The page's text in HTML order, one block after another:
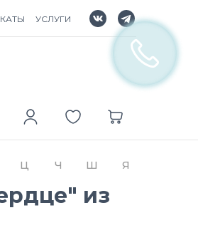
УСЛУГИ
Ц Ч Ш Я
из